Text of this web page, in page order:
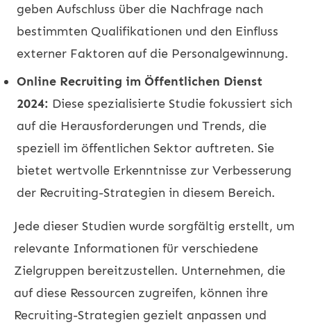
geben Aufschluss über die Nachfrage nach
bestimmten Qualifikationen und den Einfluss
externer Faktoren auf die Personalgewinnung.
Online Recruiting im Öffentlichen Dienst
2024: Diese spezialisierte Studie fokussiert sich
auf die Herausforderungen und Trends, die
speziell im öffentlichen Sektor auftreten. Sie
bietet wertvolle Erkenntnisse zur Verbesserung
der Recruiting-Strategien in diesem Bereich.
Jede dieser Studien wurde sorgfältig erstellt, um
relevante Informationen für verschiedene
Zielgruppen bereitzustellen. Unternehmen, die
auf diese Ressourcen zugreifen, können ihre
Recruiting-Strategien gezielt anpassen und